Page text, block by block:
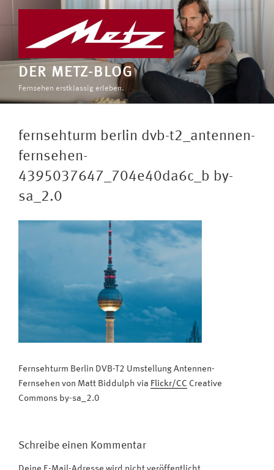
DER METZ-BLOG
Fernsehen erstklassig erleben.
fernsehturm berlin dvb-t2_antennen-
fernsehen-
4395037647_704e40da6c_b by-
sa_2.0
Fernsehturm Berlin DVB-T2 Umstellung Antennen-
Fernsehen von Matt Biddulph via Flickr/CC Creative
Commons by-sa_2.0
Schreibe einen Kommentar